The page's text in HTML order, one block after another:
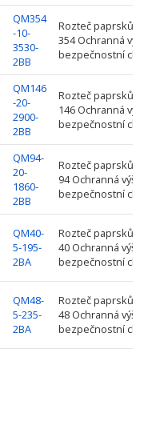
QM354
-10-
3530-
2BB
Rozteč paprsků:
354 Ochranná
bezpečnostní
QM146
-20-
2900-
2BB
Rozteč paprsků:
146 Ochranná
bezpečnostní
QM94-
20-
1860-
2BB
Rozteč paprsků:
94 Ochranná
bezpečnostní
QM40-
5-195-
2BA
Rozteč paprsků:
40 Ochranná
bezpečnostní
QM48-
5-235-
2BA
Rozteč paprsků:
48 Ochranná
bezpečnostní